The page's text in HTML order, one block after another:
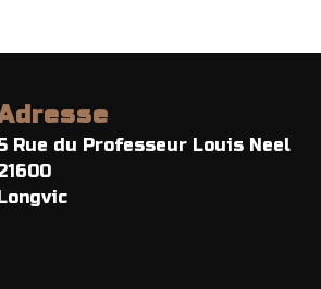
Rue du Professeur Louis Neel
Longvic